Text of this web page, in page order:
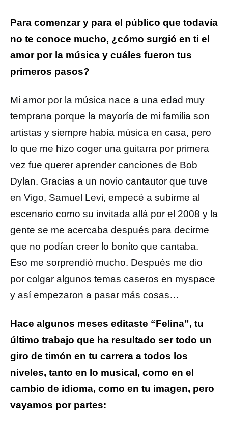
Para comenzar y para el público que todavía
no te conoce mucho, ¿cómo surgió en ti el
amor por la música y cuáles fueron tus
primeros pasos?
Mi amor por la música nace a una edad muy
temprana porque la mayoría de mi familia son
artistas y siempre había música en casa, pero
lo que me hizo coger una guitarra por primera
vez fue querer aprender canciones de Bob
Dylan. Gracias a un novio cantautor que tuve
en Vigo, Samuel Levi, empecé a subirme al
escenario como su invitada allá por el 2008 y la
gente se me acercaba después para decirme
que no podían creer lo bonito que cantaba.
Eso me sorprendió mucho. Después me dio
por colgar algunos temas caseros en myspace
y así empezaron a pasar más cosas…
Hace algunos meses editaste “Felina”, tu
último trabajo que ha resultado ser todo un
giro de timón en tu carrera a todos los
niveles, tanto en lo musical, como en el
cambio de idioma, como en tu imagen, pero
vayamos por partes: